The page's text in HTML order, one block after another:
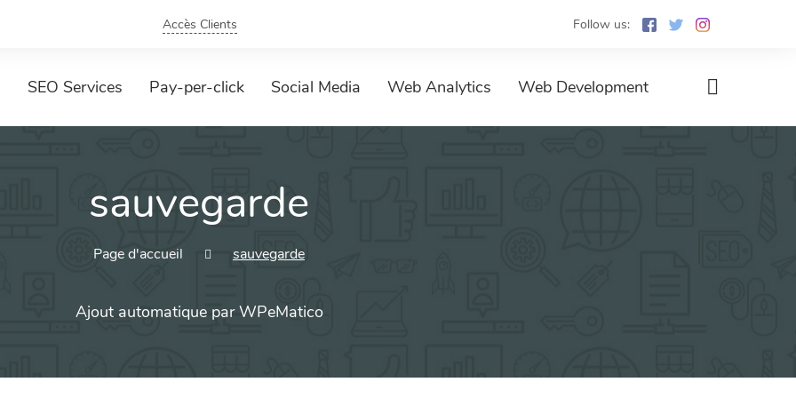
Accès Clients Follow us:
SEO Services Pay-per-click Social Media Web Analytics Web Development
sauvegarde
Page d'accueil sauvegarde
Ajout automatique par WPeMatico